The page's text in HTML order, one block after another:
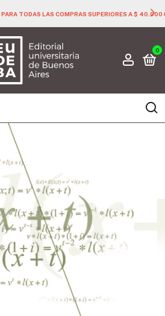
LAS COMPRAS SUPERIORES A $ 40.000 🚚
0